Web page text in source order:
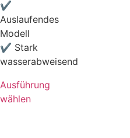
✔
Auslaufendes
Modell
✔ Stark
wasserabweisend
Ausführung
wählen